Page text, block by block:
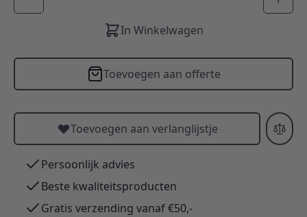
In Winkelwagen
Toevoegen aan offerte
Toevoegen aan verlanglijstje
Persoonlijk advies
Beste kwaliteitsproducten
Gratis verzending vanaf €50,-